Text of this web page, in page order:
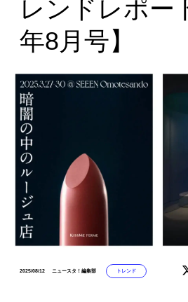
レンドレポー
年8月号】
2025/08/12 ニュースタ！編集部 トレンド